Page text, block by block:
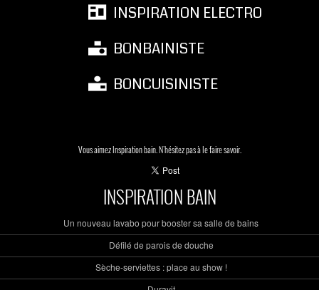
INSPIRATION ELECTRO
BONBAINISTE
BONCUISINISTE
Vous aimez Inspiration bain. N'hésitez pas à le faire savoir.
INSPIRATION BAIN
Un nouveau lavabo pour booster sa salle de bains
Défilé de parois de douche
Sèche-serviettes : place au show !